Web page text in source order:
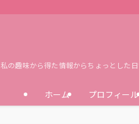
私の趣味から得た情報からちょっとした
ホーム プロフィール